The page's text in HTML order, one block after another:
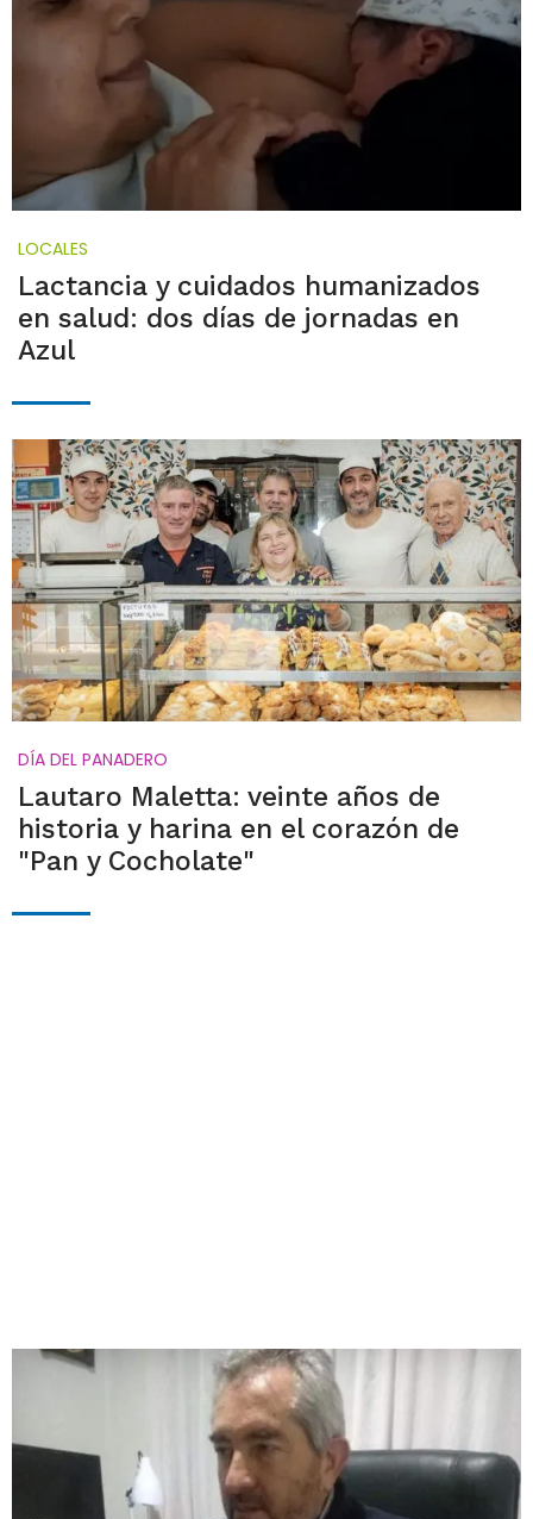
LOCALES
Lactancia y cuidados humanizados
en salud: dos días de jornadas en
Azul
DÍA DEL PANADERO
Lautaro Maletta: veinte años de
historia y harina en el corazón de
"Pan y Cocholate"